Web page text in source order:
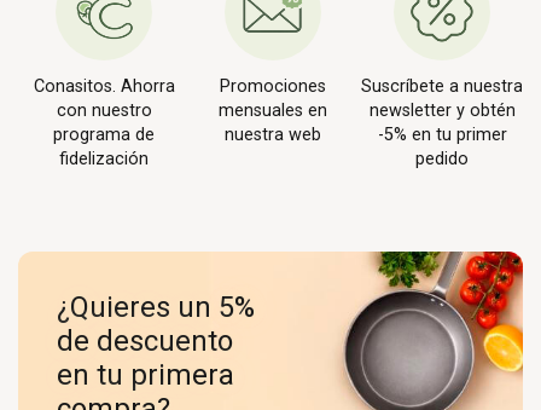
Conasitos. Ahorra
con nuestro
programa de
fidelización
Promociones
mensuales en
nuestra web
Suscríbete a nuestra
newsletter y obtén
-5% en tu primer
pedido
¿Quieres un 5%
de descuento
en tu primera